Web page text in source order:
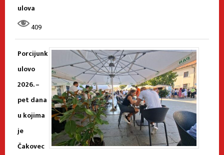
ulova
409
Porcijunk
ulovo
2026. –
pet dana
u kojima
je
Čakovec